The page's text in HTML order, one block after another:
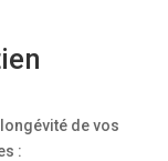
de vos
: